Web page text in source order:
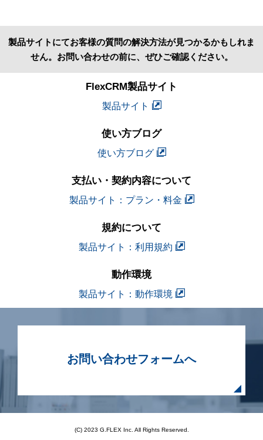
製品サイトにてお客様の質問の解決方法が見つかるかもしれま
せん。お問い合わせの前に、ぜひご確認ください。
FlexCRM製品サイト
製品サイト
使い方ブログ
使い方ブログ
支払い・契約内容について
製品サイト：プラン・料金
規約について
製品サイト：利用規約
動作環境
製品サイト：動作環境
お問い合わせフォームへ
(C) 2023 G.FLEX Inc. All Rights Reserved.